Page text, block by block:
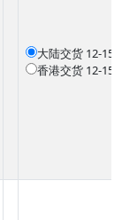
大陆交货 12-15
香港交货 12-15